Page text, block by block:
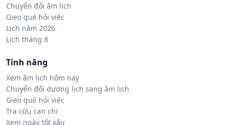
Chuyển đổi âm lịch
Gieo quẻ hỏi việc
Lịch năm 2026
Lịch tháng 8
Tính năng
Xem âm lịch hôm nay
Chuyển đổi dương lịch sang âm lịch
Gieo quẻ hỏi việc
Tra cứu can chi
Xem ngày tốt xấu